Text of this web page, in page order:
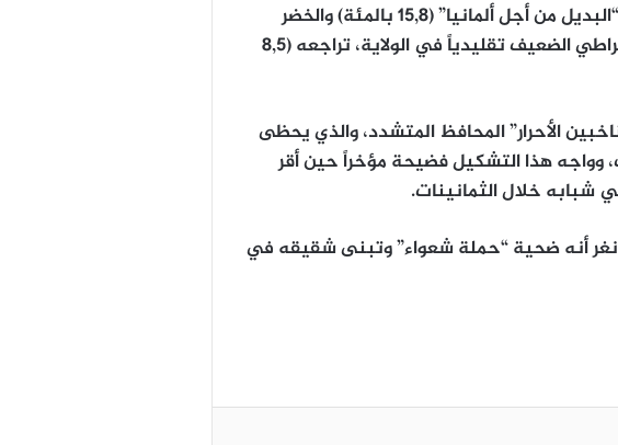
في بافاريا التنافس على أشده على المركز الثاني بين “البديل من أجل ألمانيا” (15,8 بالمئة) والخضر
(15,6 بالمئة، في حين يواصل الحزب الاشتراكي الديموقراطي الضعيف تقليدياً في الولاية، تراجعه (8,5
الأحرار” المحافظ المتشدد، والذي يحظى
نال 14 بالمئة من الأصوات، وواجه هذا التشكيل فضيحة مؤخراً حين أقر
أنه ضحية “حملة شعواء” وتبنى شقيقه في